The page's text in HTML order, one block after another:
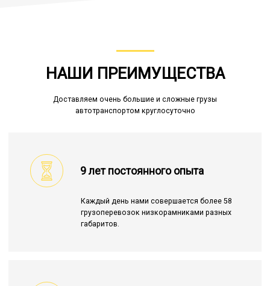
НАШИ ПРЕИМУЩЕСТВА
Доставляем очень большие и сложные грузы
автотранспортом круглосуточно
9 лет постоянного опыта
Каждый день нами совершается более 58
грузоперевозок низкорамниками разных
габаритов.